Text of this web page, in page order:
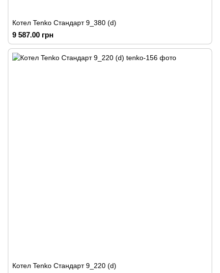
Котел Tenko Стандарт 9_380 (d)
9 587.00 грн
Котел Tenko Стандарт 9_220 (d)